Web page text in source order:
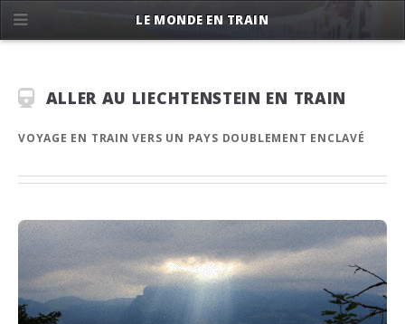
ALLER AU LIECHTENSTEIN EN TRAIN
VOYAGE EN TRAIN VERS UN PAYS DOUBLEMENT ENCLAVÉ
LE MONDE EN TRAIN